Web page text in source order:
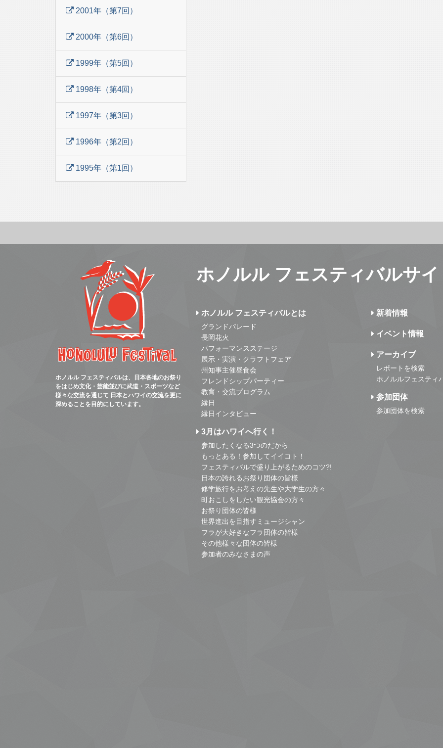
2001年（第7回）
2000年（第6回）
1999年（第5回）
1998年（第4回）
1997年（第3回）
1996年（第2回）
1995年（第1回）
ホノルル フェスティバルは、日本各地のお祭り
をはじめ文化・芸能並びに武道・スポーツなど
様々な交流を通じて 日本とハワイの交流を更に
深めることを目的にしています。
ホノルル フェスティバルサ
ホノルル フェスティバルとは
グランドパレード
長岡花火
パフォーマンスステージ
展示・実演・クラフトフェア
州知事主催昼食会
フレンドシップパーティー
教育・交流プログラム
縁日
縁日インタビュー
3月はハワイへ行く！
参加したくなる3つのだから
もっとある！参加してイイコト！
フェスティバルで盛り上がるためのコツ?!
日本の誇れるお祭り団体の皆様
修学旅行をお考えの先生や大学生の方々
町おこしをしたい観光協会の方々
お祭り団体の皆様
世界進出を目指すミュージシャン
フラが大好きなフラ団体の皆様
その他様々な団体の皆様
参加者のみなさまの声
新着情報
イベント情報
アーカイブ
レポートを検索
ホノルルフェスティ
参加団体
参加団体を検索